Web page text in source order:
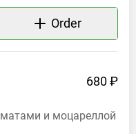
Order
680 ₽
и моцареллой